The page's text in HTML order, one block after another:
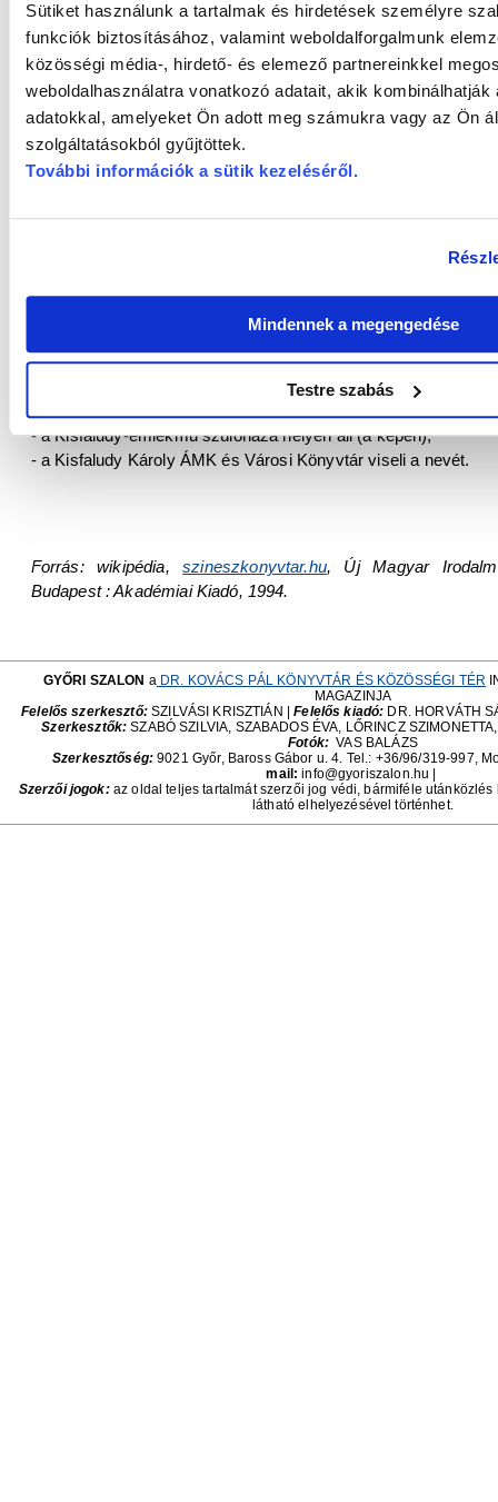
Sütiket használunk a tartalmak és hirdetések személyre
funkciók biztosításához, valamint weboldalforgalmunk
közösségi média-, hirdető- és elemező partnereinkkel
weboldalhasználatra vonatkozó adatait, akik
adatokkal, amelyeket Ön adott meg számukra vagy az Ön
szolgáltatásokból gyűjtöttek.
További információk a sütik kezeléséről.
Mindennek a megengedése
Testre szabás
Károly emlékére és munkái kiadására ügyelő társaság”-
feloszlatták, működése megszűnt.
Szülőföldjén is őrzi emlékét az utókor:
Győr:
- 1892-ben állították fel Mátrai Lajos szobrát, amely ma a
- 1908-tól 1950-ig Győrben irodalmi egyesület működött
- a győri színház 1951-től 1992-ig viselte nevét, ma Győri
Könyvtár és Közösségi Tér,
- könyvesbolt is viselte nevét a Baross úton.
Tét:
- szülőfalujában a Fő utca 129. szám alatt 1994. március
- a Kisfaludy-emlékmű szülőháza helyén áll (a képen),
- a Kisfaludy Károly ÁMK és Városi Könyvtár viseli a nevét.
Forrás: wikipédia,szineszkonyvtar.hu, Új Magyar
Budapest : Akadémiai Kiadó, 1994.
GYŐRI SZALON aDR. KOVÁCS PÁL KÖNYVTÁR ÉS KÖZÖSSÉGI TÉR
MAGAZINJA
Felelős szerkesztő:SZILVÁSI KRISZTIÁN | Felelős kiadó: DR. HORVÁTH
Szerkesztők:SZABÓ SZILVIA, SZABADOS ÉVA, LŐRINCZ
Fotók: VAS BALÁZS
Szerkesztőség: 9021 Győr, Baross Gábor u. 4. Tel.: +36/96/319-997,
mail: info@gyoriszalon.hu |
Szerzői jogok:az oldal teljes tartalmát szerzői jog védi, bármiféle
látható elhelyezésével történhet.